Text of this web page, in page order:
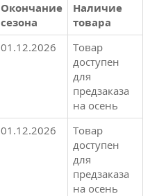
Окончание
сезона
Наличие
товара
01.12.2026
Товар
доступен
для
предзаказа
на осень
01.12.2026
Товар
доступен
для
предзаказа
на осень